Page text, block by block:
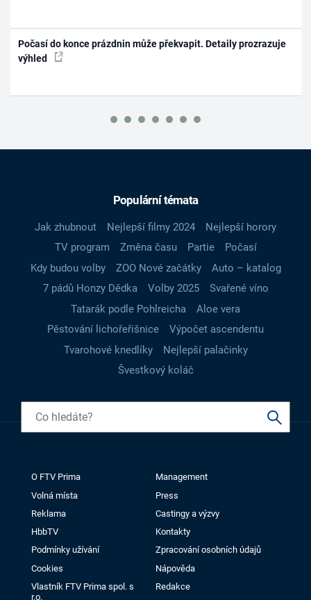
Počasí do konce prázdnin může překvapit. Detaily prozrazuje
výhled
Populární témata
Jak zhubnout Nejlepší filmy 2024
Nejlepší horory
TV program
Změna času Partie
Počasí
Kdy budou volby
ZOO Nové začátky
Auto – katalog
7 pádů Honzy Dědka
Volby 2025
Svařené víno
Tatarák podle Pohlreicha
Aloe vera
Pěstování lichořeřišnice
Výpočet ascendentu
Tvarohové knedlíky
Nejlepší palačinky
Švestkový koláč
O FTV Prima
Management
Volná místa
Press
Reklama
Castingy a výzvy
HbbTV
Kontakty
Podmínky užívání
Zpracování osobních údajů
Cookies
Nápověda
Vlastník FTV Prima spol. s
r.o.
Redakce